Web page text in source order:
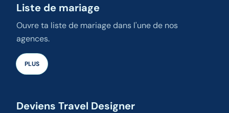
Liste de mariage
Ouvre ta liste de mariage dans l'une de nos
agences.
PLUS
Deviens Travel Designer